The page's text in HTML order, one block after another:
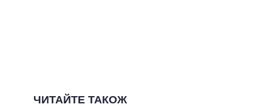
ЧИТАЙТЕ ТАКОЖ